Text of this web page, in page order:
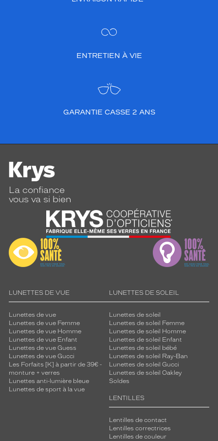
ENTRETIEN À VIE
GARANTIE CASSE 2 ANS
La confiance
vous va si bien
LUNETTES DE VUE
Lunettes de vue
Lunettes de vue Femme
Lunettes de vue Homme
Lunettes de vue Enfant
Lunettes de vue Guess
Lunettes de vue Gucci
Les Forfaits [K] à partir de 39€ -
monture + verres
Lunettes anti-lumière bleue
Lunettes de sport à la vue
LUNETTES DE SOLEIL
Lunettes de soleil
Lunettes de soleil Femme
Lunettes de soleil Homme
Lunettes de soleil Enfant
Lunettes de soleil bébé
Lunettes de soleil Ray-Ban
Lunettes de soleil Gucci
Lunettes de soleil Oakley
Soldes
LENTILLES
Lentilles de contact
Lentilles correctrices
Lentilles de couleur